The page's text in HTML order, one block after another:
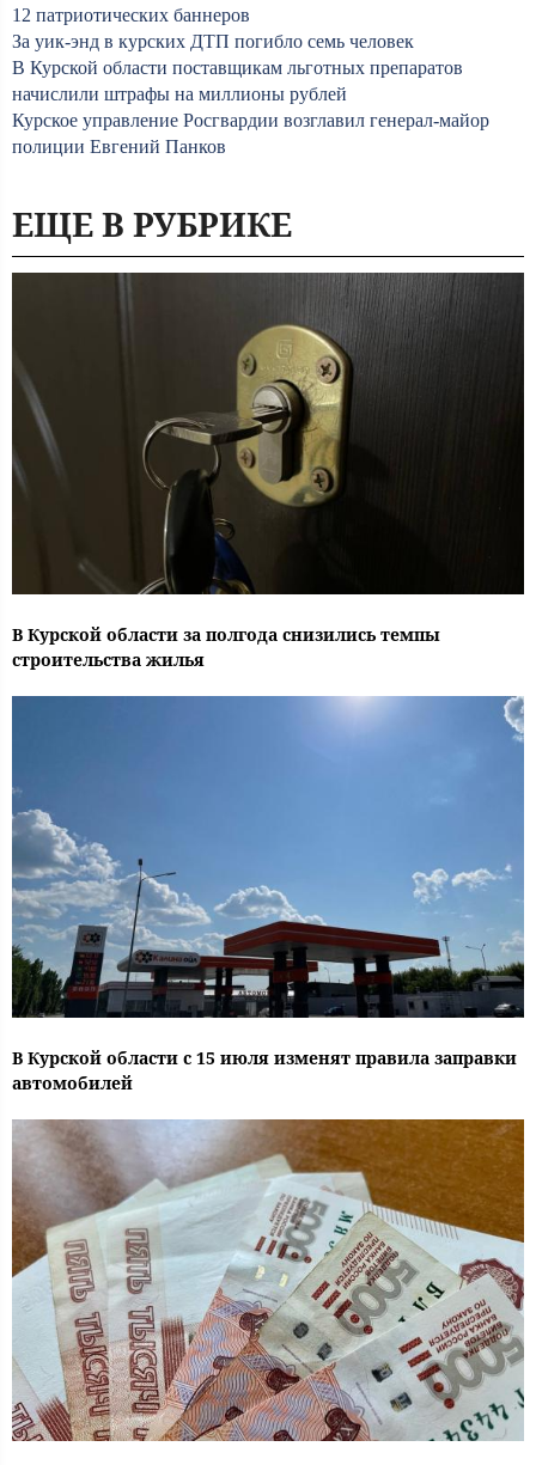
12 патриотических баннеров
За уик-энд в курских ДТП погибло семь человек
В Курской области поставщикам льготных препаратов
начислили штрафы на миллионы рублей
Курское управление Росгвардии возглавил генерал-майор
полиции Евгений Панков
ЕЩЕ В РУБРИКЕ
В Курской области за полгода снизились темпы
строительства жилья
В Курской области с 15 июля изменят правила заправки
автомобилей